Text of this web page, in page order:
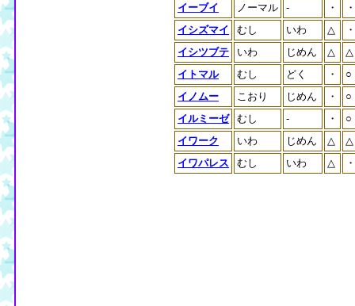
イーブイ
ノーマル - ・
・
イシズマイ
むし いわ △
・
イシツブテ
いわ じめん △
△
イトマル
むし どく ・
○
イノムー
こおり じめん ・
○
イルミーゼ
むし - ・
○
イワーク
いわ じめん △
△
イワパレス
むし いわ △ ・